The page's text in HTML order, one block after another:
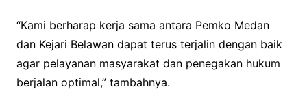
“Kami berharap kerja sama antara Pemko Medan
dan Kejari Belawan dapat terus terjalin dengan baik
agar pelayanan masyarakat dan penegakan hukum
berjalan optimal,” tambahnya.